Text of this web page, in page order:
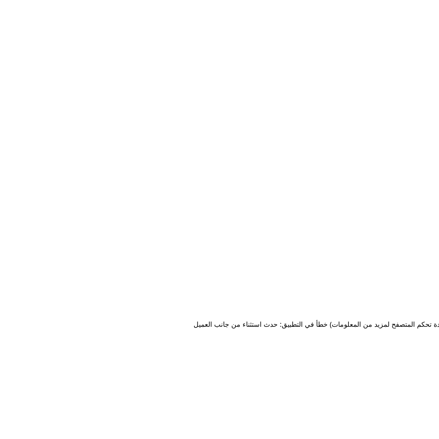
خطأ في التطبيق: حدث استثناء من جانب العميل تحكم المتصفح لمزيد من المعلومات)